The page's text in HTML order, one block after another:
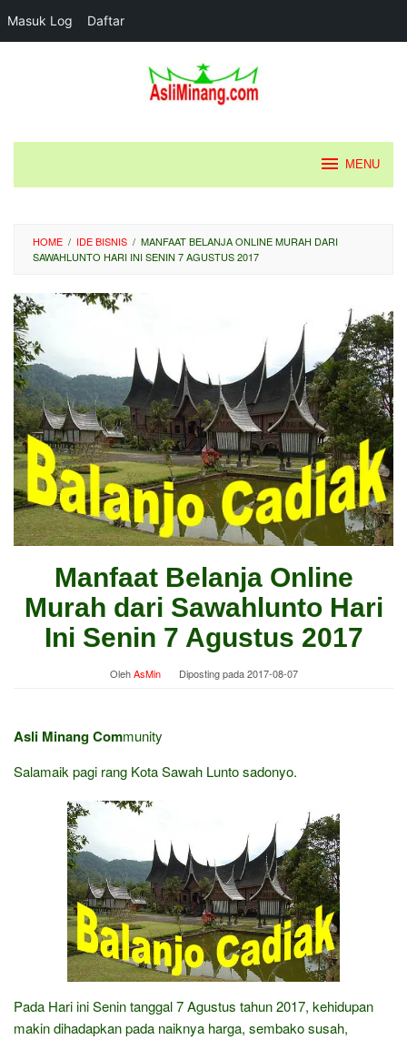
Masuk Log Daftar
MENU
HOME / IDE BISNIS / MANFAAT BELANJA ONLINE MURAH DARI
SAWAHLUNTO HARI INI SENIN 7 AGUSTUS 2017
Manfaat Belanja Online
Murah dari Sawahlunto Hari
Ini Senin 7 Agustus 2017
OlehAsMin Diposting pada2017-08-07
Asli Minang Community
Salamaik pagi rang Kota Sawah Lunto sadonyo.
Pada Hari ini Senin tanggal 7 Agustus tahun 2017, kehidupan
makin dihadapkan pada naiknya harga, sembako susah,